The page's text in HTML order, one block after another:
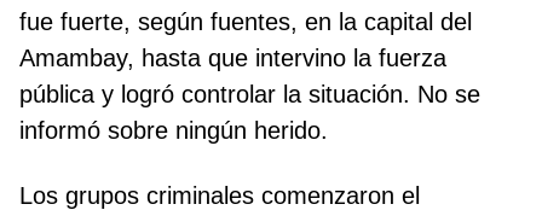
fue fuerte, según fuentes, en la capital del
Amambay, hasta que intervino la fuerza
pública y logró controlar la situación. No se
informó sobre ningún herido.
Los grupos criminales comenzaron el